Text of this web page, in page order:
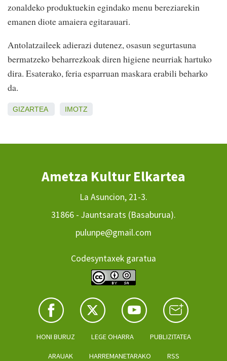
zonaldeko produktuekin egindako menu bereziarekin
emanen diote amaiera egitarauari.
Antolatzaileek adierazi dutenez, osasun segurtasuna
bermatzeko beharrezkoak diren higiene neurriak hartuko
dira. Esaterako, feria esparruan maskara erabili beharko
da.
GIZARTEA IMOTZ
Ametza Kultur Elkartea
La Asuncion, 21-3.
31866 - Jauntsarats (Basaburua).
pulunpe@gmail.com
Codesyntaxek garatua
HONI BURUZ LEGE OHARRA PUBLIZITATEA
ARAUAK HARREMANETARAKO RSS